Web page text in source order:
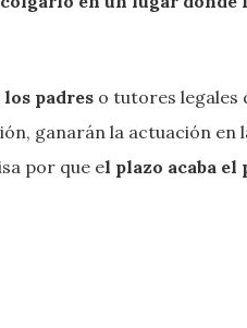
padres o tutores legales
ganarán la actuación en
por que el plazo acaba el